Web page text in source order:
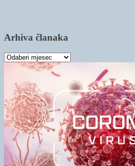
Arhiva članaka
Arhiva
članaka